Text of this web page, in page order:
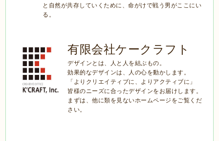
と自然が共存していくために、命がけで戦う男がここにい
る。
有限会社ケークラフト
デザインとは、人と人を結ぶもの。
効果的なデザインは、人の心を動かします。
「よりクリエイティブに、よりアクティブに」
皆様のニーズに合ったデザインをお届けします。
まずは、他に類を見ないホームページをご覧くだ
さい。